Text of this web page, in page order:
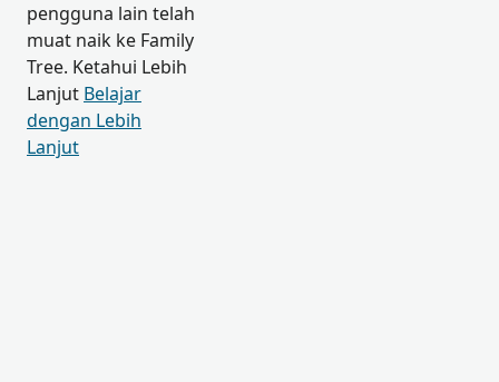
pengguna lain telah
muat naik ke Family
Tree. Ketahui Lebih
Lanjut Belajar
dengan Lebih
Lanjut